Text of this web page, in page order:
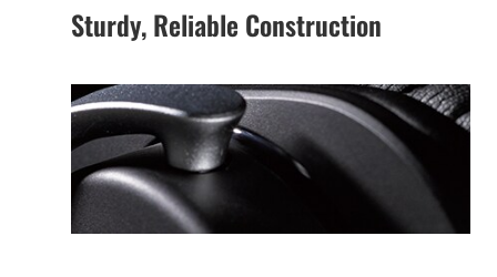
Sturdy, Reliable Construction